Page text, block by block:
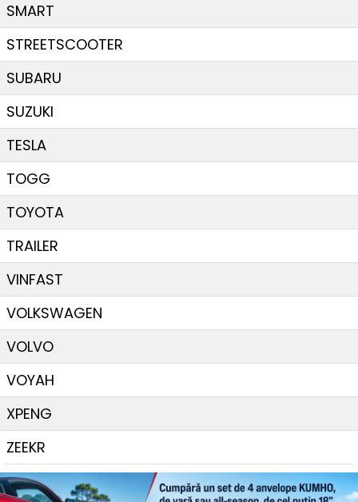
SMART
STREETSCOOTER
SUBARU
SUZUKI
TESLA
TOGG
TOYOTA
TRAILER
VINFAST
VOLKSWAGEN
VOLVO
VOYAH
XPENG
ZEEKR